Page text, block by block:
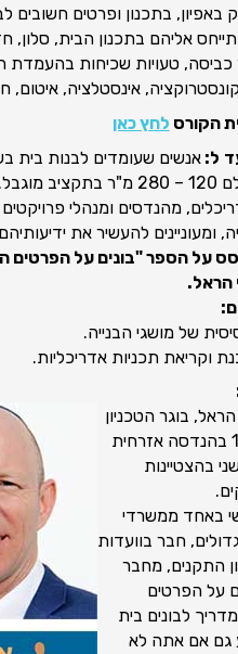
באפיון, בתכנון ופרטים חשובים
אליהם בתכנון הבית, סלון,
טעויות שכיחות בהעמדת
אינסטלציה, איטום,
הקורס לחץ כאן
ל: אנשים שעומדים לבנות בית
מהנדסים ומנהלי
ומעוניינים להעשיר את
על הספר "בונים על הפרטים
הראל.
של מושגי הבנייה.
וקריאת תכניות אדריכליות.
בוגר הטכניון
משנת 1997 בהנדסה אזרחית
בהצטיינות
באחד ממשרדי
חבר בוועדות
התקנים, מחבר
על הפרטים
לבונים בית
גם אם אתה לא